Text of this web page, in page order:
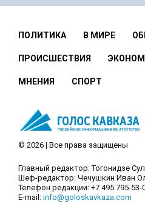
ПОЛИТИКА В МИРЕ
ПРОИСШЕСТВИЯ
МНЕНИЯ СПОРТ
© 2026 | Все права защищены
Главный редактор: Тогонидзе
Шеф-редактор: Чечушкин Иван
Телефон редакции: +7 495 795-53-
E-mail: info@goloskavkaza.com